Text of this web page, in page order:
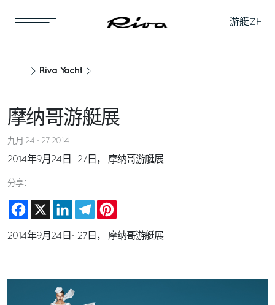
游艇ZH
Riva Yacht
摩纳哥游艇展
九月 24 - 27 2014
2014年9月24日- 27日， 摩纳哥游艇展
分享：
Facebook
X LinkedInTelegram
2014年9月24日- 27日， 摩纳哥游艇展